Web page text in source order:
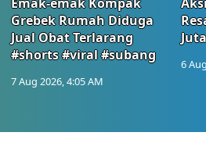
Grebek Rumah Diduga
Jual Obat Terlarang
#shorts #viral #subang
7 Aug 2026, 4:05 AM
6